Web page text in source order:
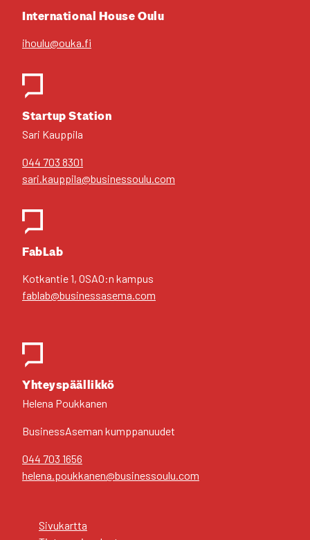
Inter­na­tio­nal House Oulu
ihoulu@ouka.fi
Star­tup Sta­tion
Sari Kaup­pi­la
044 703 8301
sari.kauppila@businessoulu.com
FabLab
Kot­kan­tie 1, OSAO:n kam­pus
fablab@businessasema.com
Yhteys­pääl­lik­kö
Hele­na Pouk­ka­nen
Business­Aseman kump­pa­nuu­det
044 703 1656
helena.poukkanen@businessoulu.com
Sivu­kart­ta